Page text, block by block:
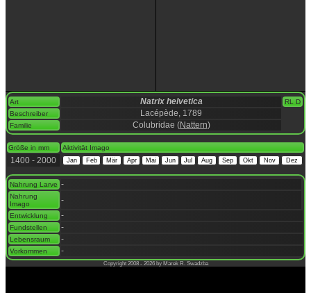
Art Natrix helvetica
RL D
Beschreiber
Lacépède, 1789
Familie Colubridae (Nattern)
Größe in mm Aktivität Imago
1400 - 2000 Jan Feb Mär Apr Mai Jun Jul Aug Sep Okt Nov Dez
Nahrung Larve -
Nahrung
Imago
-
Entwicklung -
Fundstellen -
Lebensraum -
Vorkommen -
Copyright 2008 - 2026 by Marek R. Swadzba